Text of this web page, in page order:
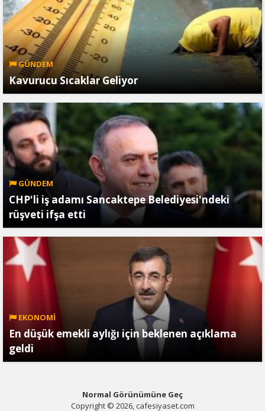
GÜNDEM
Kavurucu Sıcaklar Geliyor
GÜNDEM
CHP'li iş adamı Sancaktepe Belediyesi'ndeki
rüşveti ifşa etti
EKONOMİ
En düşük emekli aylığı için beklenen açıklama
geldi
Normal Görünümüne Geç
Copyright © 2026, cafesiyaset.com